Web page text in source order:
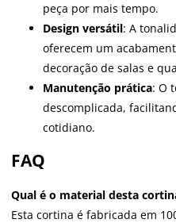
peça por mais tempo.
Design versátil: A
oferecem um
decoração de salas e
Manutenção prática: O
descomplicada,
cotidiano.
FAQ
Qual é o material desta
Esta cortina é fabricada em